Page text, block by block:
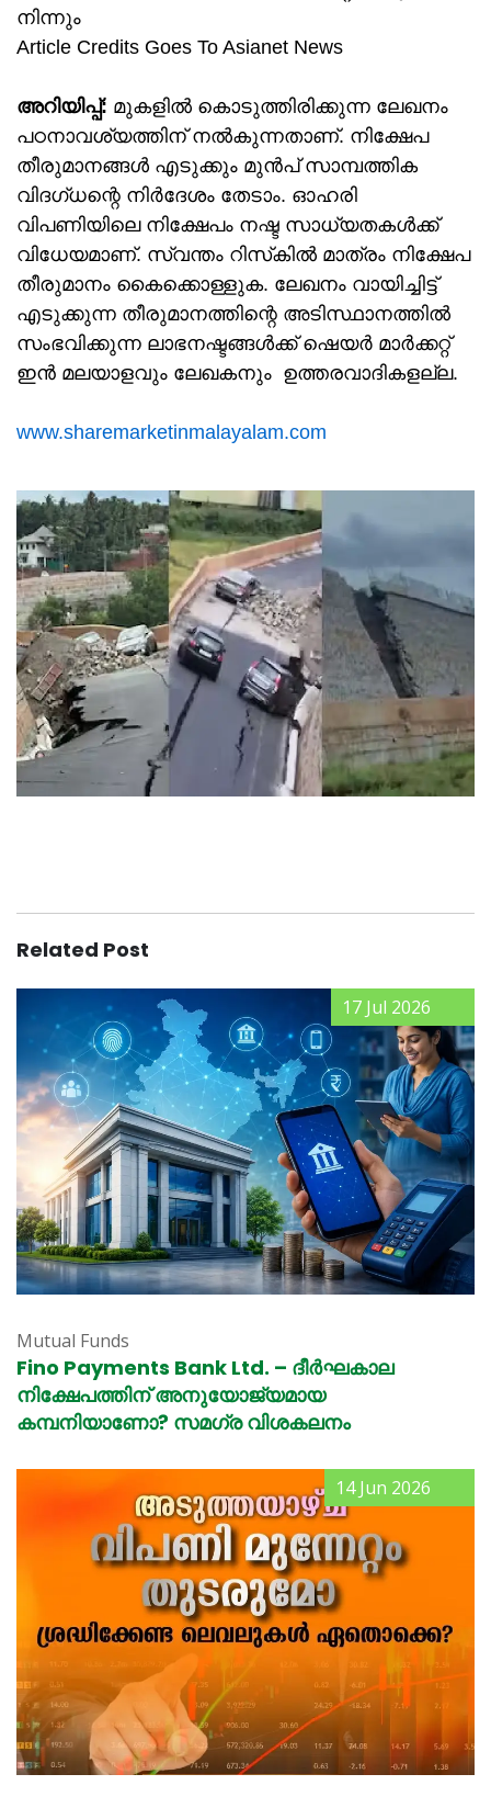
നിന്നും
Article Credits Goes To Asianet News
അറിയിപ്പ്: മുകളില്‍ കൊടുത്തിരിക്കുന്ന ലേഖനം
പഠനാവശ്യത്തിന് നൽകുന്നതാണ്. നിക്ഷേപ
തീരുമാനങ്ങള്‍ എടുക്കും മുന്‍പ് സാമ്പത്തിക
വിദഗ്ധന്റെ നിര്‍ദേശം തേടാം. ഓഹരി
വിപണിയിലെ നിക്ഷേപം നഷ്ട സാധ്യതകള്‍ക്ക്
വിധേയമാണ്. സ്വന്തം റിസ്‌കില്‍ മാത്രം നിക്ഷേപ
തീരുമാനം കൈക്കൊള്ളുക. ലേഖനം വായിച്ചിട്ട്
എടുക്കുന്ന തീരുമാനത്തിന്റെ അടിസ്ഥാനത്തില്‍
സംഭവിക്കുന്ന ലാഭനഷ്ടങ്ങള്‍ക്ക് ഷെയർ മാർക്കറ്റ്
ഇൻ മലയാളവും ലേഖകനും ഉത്തരവാദികളല്ല.
www.sharemarketinmalayalam.com
Related Post
Mutual Funds
Fino Payments Bank Ltd. – ദീർഘകാല
നിക്ഷേപത്തിന് അനുയോജ്യമായ
കമ്പനിയാണോ? സമഗ്ര വിശകലനം
17 Jul 2026
14 Jun 2026